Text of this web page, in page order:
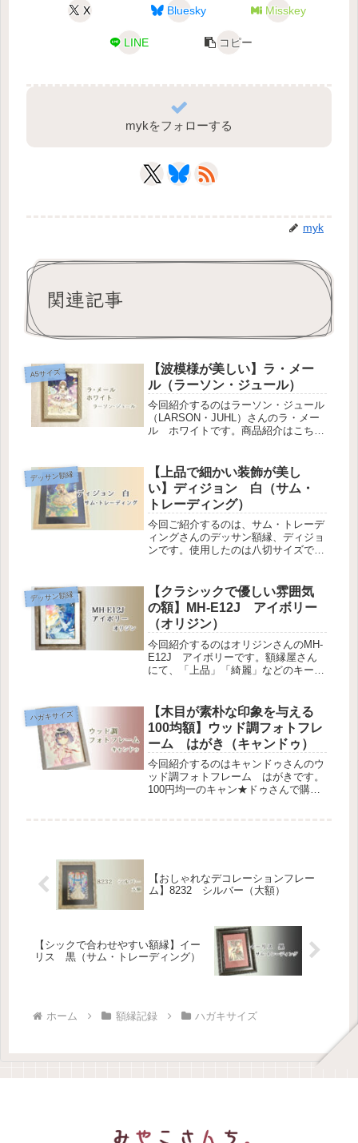
X Bluesky Misskey
LINE コピー
mykをフォローする
myk
関連記事
A5サイズ
【波模様が美しい】ラ・メー
ル（ラーソン・ジュール）
今回紹介するのはラーソン・ジュール
（LARSON・JUHL）さんのラ・メー
ル ホワイトです。商品紹介はこちら
ね。公式サイト様やAmazonの写真は
ハガキサイズの物かと思われま...
デッサン額縁
【上品で細かい装飾が美し
い】ディジョン 白（サム・
トレーディング）
今回ご紹介するのは、サム・トレーデ
ィングさんのデッサン額縁、ディジョ
ンです。使用したのは八切サイズで
サンプル見せて頂いた時点で「これ
だ！！！！！」と一目惚れした額縁で
す。主...
デッサン額縁
【クラシックで優しい雰囲気
の額】MH-E12J アイボリー
（オリジン）
今回紹介するのはオリジンさんのMH-
E12J アイボリーです。額縁屋さん
にて、「上品」「綺麗」などのキーワ
品になりました。このテクスチャがた
まらん…。金の部分もすこしすすけ...
ハガキサイズ
【木目が素朴な印象を与える
100均額】ウッド調フォトフレ
ーム はがき（キャンドゥ）
今回紹介するのはキャンドゥさんのウ
ッド調フォトフレーム はがきです。
100円均一のキャン★ドゥさんで購入
【おしゃれなデコレーションフレー
ム】8232 シルバー（大額）
【シックで合わせやすい額縁】イー
リス 黒（サム・トレーディング）
ホーム 額縁記録 ハガキサイズ